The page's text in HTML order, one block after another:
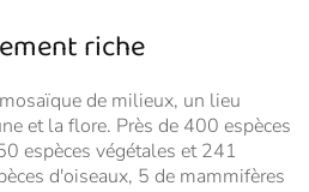
riche
de milieux, un lieu
et la flore. Près de 400 espèces
espèces végétales et 241
d'oiseaux, 5 de mammifères